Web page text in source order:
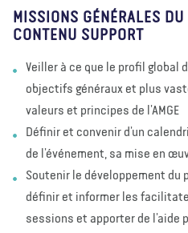
MISSIONS GÉNÉRALES
CONTENU SUPPORT
Veiller à ce que le profil global
objectifs généraux et plus
valeurs et principes de l’AMGE
Définir et convenir d’un
de l’événement, sa mise en
Soutenir le développement du
définir et informer les
sessions et apporter de l’aide